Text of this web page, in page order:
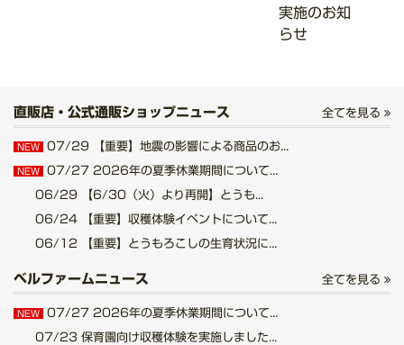
実施のお知
らせ
直販店・公式通販ショップニュース 全てを見る
NEW 07/29 【重要】地震の影響による商品のお...
NEW 07/27 2026年の夏季休業期間について...
06/29 【6/30（火）より再開】とうも...
06/24 【重要】収穫体験イベントについて...
06/12 【重要】とうもろこしの生育状況に...
ベルファームニュース 全てを見る
NEW 07/27 2026年の夏季休業期間について...
07/23 保育園向け収穫体験を実施しました...